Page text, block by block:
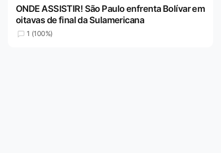
ONDE ASSISTIR! São Paulo enfrenta Bolívar em
oitavas de final da Sulamericana
1 (100%)